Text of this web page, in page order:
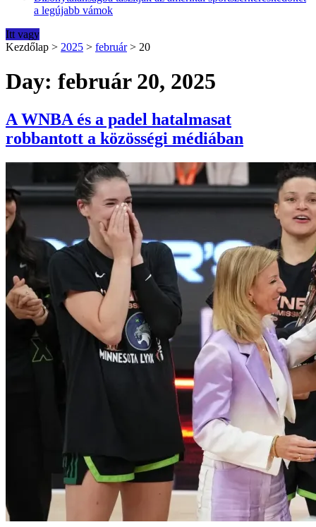
a legújabb vámok
Itt vagy
Kezdőlap > 2025 > február > 20
Day: február 20, 2025
A WNBA és a padel hatalmasat
robbantott a közösségi médiában